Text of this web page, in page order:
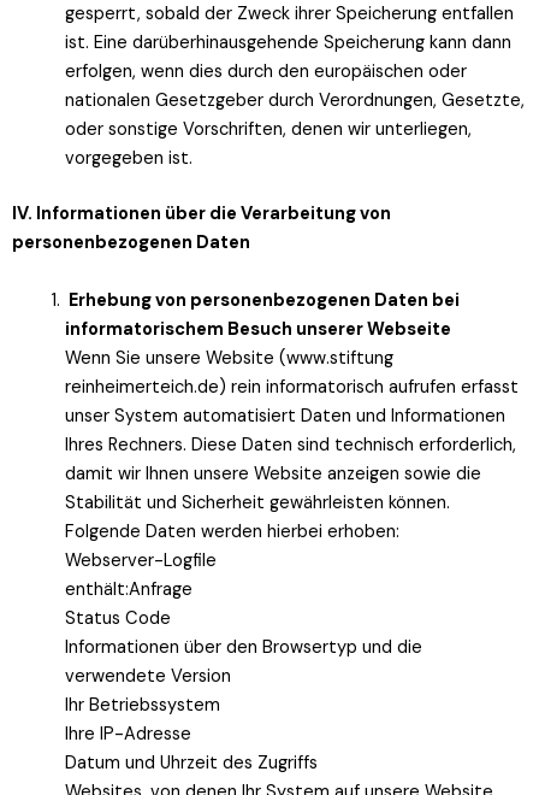
gesperrt, sobald der Zweck ihrer Speicherung entfallen
ist. Eine darüberhinausgehende Speicherung kann dann
erfolgen, wenn dies durch den europäischen oder
nationalen Gesetzgeber durch Verordnungen, Gesetzte,
oder sonstige Vorschriften, denen wir unterliegen,
vorgegeben ist.
IV. Informationen über die Verarbeitung von
personenbezogenen Daten
Erhebung von personenbezogenen Daten bei
informatorischem Besuch unserer Webseite
Wenn Sie unsere Website (www.stiftung
reinheimerteich.de) rein informatorisch aufrufen erfasst
unser System automatisiert Daten und Informationen
Ihres Rechners. Diese Daten sind technisch erforderlich,
damit wir Ihnen unsere Website anzeigen sowie die
Stabilität und Sicherheit gewährleisten können.
Folgende Daten werden hierbei erhoben:
Webserver-Logfile
enthält:Anfrage
Status Code
Informationen über den Browsertyp und die
verwendete Version
Ihr Betriebssystem
Ihre IP-Adresse
Datum und Uhrzeit des Zugriffs